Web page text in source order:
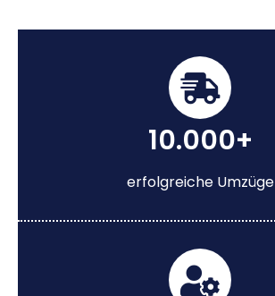
10.000+
erfolgreiche Umzüge